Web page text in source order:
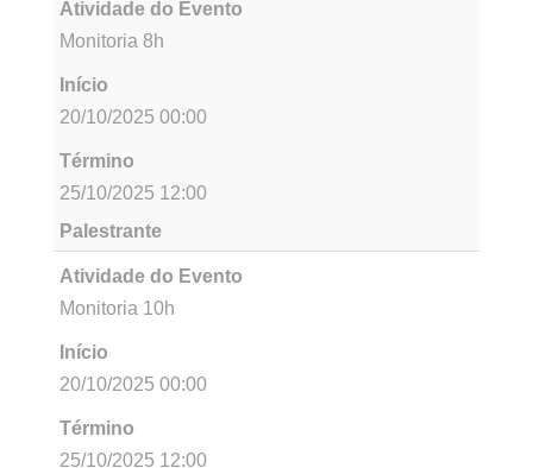
quer participar.
Início
01/09/2025 00:00
Término
31/10/2025 23:59
Palestrante
Atividade do Evento
Monitoria 20h
Início
20/10/2025 00:00
Término